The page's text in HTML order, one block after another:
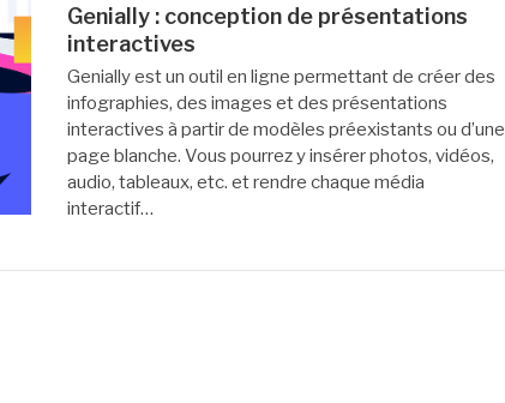
Genially : conception de présentations
interactives
Genially est un outil en ligne permettant de créer des
infographies, des images et des présentations
interactives à partir de modèles préexistants ou d’une
page blanche. Vous pourrez y insérer photos, vidéos,
audio, tableaux, etc. et rendre chaque média
interactif…